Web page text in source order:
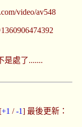
video/av548
是處了.......
+1 /-1] 最後更新：